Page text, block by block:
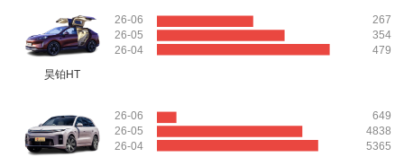
昊铂HT
26-06
26-05
26-04
267
354
479
26-06
26-05
26-04
649
4838
5365